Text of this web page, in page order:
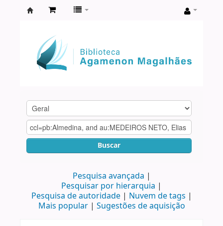
Agamenon
Magalhães
Buscar
Pesquisa avançada
Pesquisar por hierarquia
Pesquisa de autoridade
Nuvem de tags
Mais popular
Sugestões de aquisição